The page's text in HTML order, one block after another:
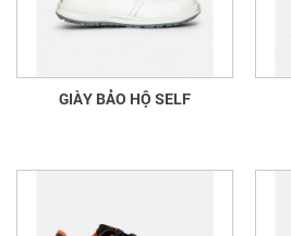
GIÀY BẢO HỘ SELF